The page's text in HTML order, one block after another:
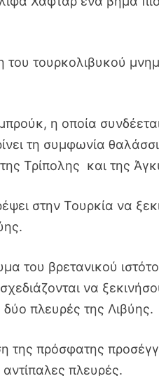
του τουρκολιβυκού
η οποία
τη συμφωνία
Τρίπολης και της
στην Τουρκία να
του βρετανικού
να
δύο πλευρές της Λιβύης.
της πρόσφατης
πλευρές.